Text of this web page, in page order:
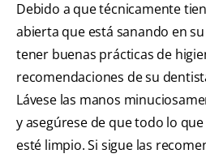
Debido a que técnicamente
abierta que está sanando en
tener buenas prácticas de
recomendaciones de su
Lávese las manos
y asegúrese de que todo lo
esté limpio. Si sigue las